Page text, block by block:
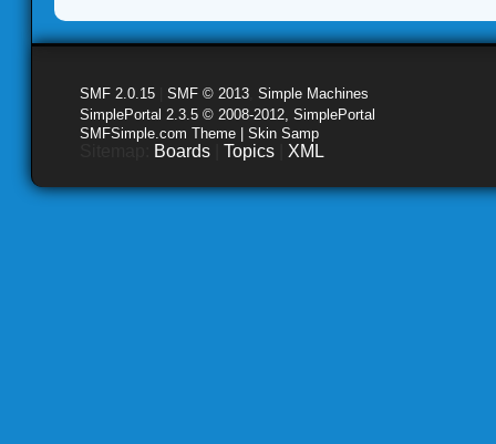
SMF 2.0.15 SMF © 2013 Simple Machines
SimplePortal 2.3.5 © 2008-2012, SimplePortal
SMFSimple.com Theme | Skin Samp
Boards Topics XML